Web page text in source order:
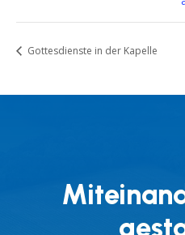
Gottesdienste in der Kapelle